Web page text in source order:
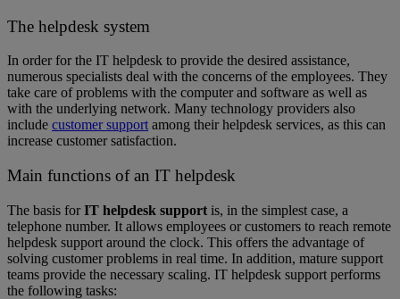
The helpdesk system
In order for the IT helpdesk to provide the desired assistance,
numerous specialists deal with the concerns of the employees. They
take care of problems with the computer and software as well as
with the underlying network. Many technology providers also
include customer support among their helpdesk services, as this can
increase customer satisfaction.
Main functions of an IT helpdesk
The basis forIT helpdesk support is, in the simplest case, a
telephone number. It allows employees or customers to reach remote
helpdesk support around the clock. This offers the advantage of
solving customer problems in real time. In addition, mature support
teams provide the necessary scaling. IT helpdesk support performs
the following tasks: